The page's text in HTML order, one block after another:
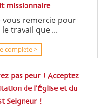
missionnaire
vous remercie pour
travail que ...
complète >
pas peur ! Acceptez
de l'Église et du
Seigneur !